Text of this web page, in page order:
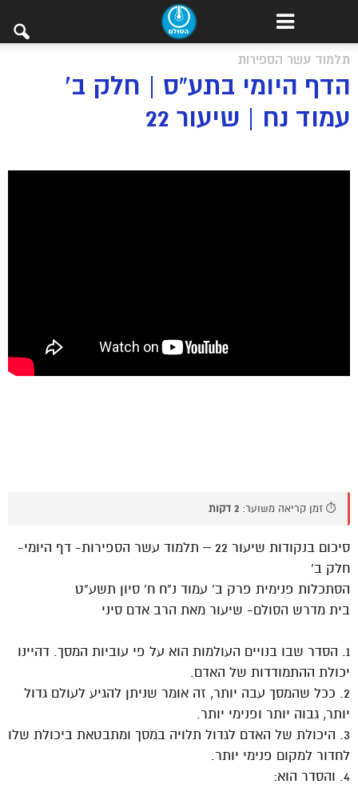
תלמוד עשר הספירות
הדף היומי בתע”ס | חלק ב’
עמוד נח | שיעור 22
⏱️ זמן קריאה משוער: 2 דקות
סיכום בנקודות שיעור 22 – תלמוד עשר הספירות- דף היומי-
חלק ב’
הסתכלות פנימית פרק ב’ עמוד נ”ח ח’ סיון תשע”ט
בית מדרש הסולם- שיעור מאת הרב אדם סיני
1. הסדר שבו בנויים העולמות הוא על פי עוביות המסך. דהיינו
יכולת ההתמודדות של האדם.
2. ככל שהמסך עבה יותר, זה אומר שניתן להגיע לעולם גדול
יותר, גבוה יותר ופנימי יותר.
3. היכולת של האדם לגדול תלויה במסך ומתבטאת ביכולת שלו
לחדור למקום פנימי יותר.
4. והסדר הוא: